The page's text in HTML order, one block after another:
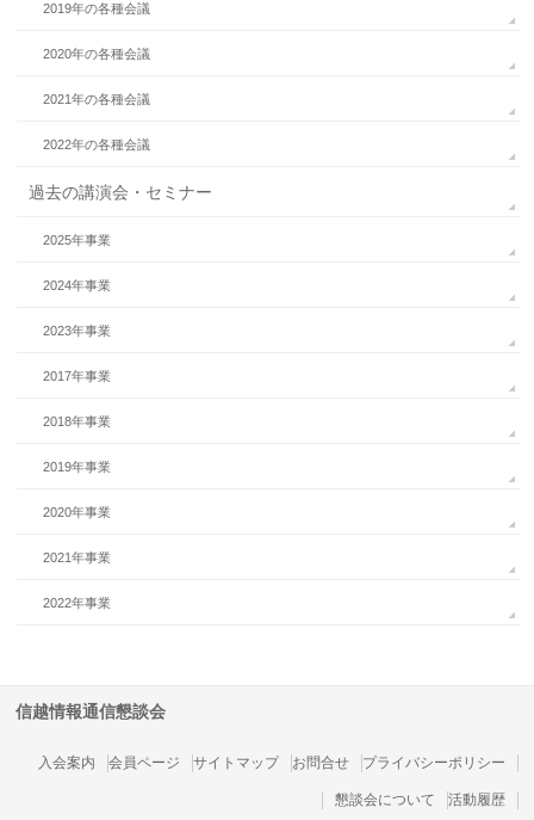
2019年の各種会議
2020年の各種会議
2021年の各種会議
2022年の各種会議
過去の講演会・セミナー
2025年事業
2024年事業
2023年事業
2017年事業
2018年事業
2019年事業
2020年事業
2021年事業
2022年事業
信越情報通信懇談会
プライバシーポリシー
お問合せ
サイトマップ
会員ページ
入会案内
活動履歴
懇談会について